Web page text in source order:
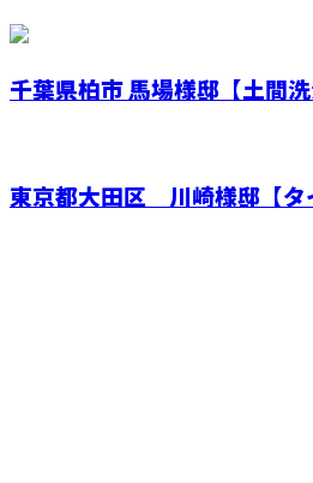
千葉県柏市 馬場様邸【土間洗
東京都大田区 川崎様邸【タ